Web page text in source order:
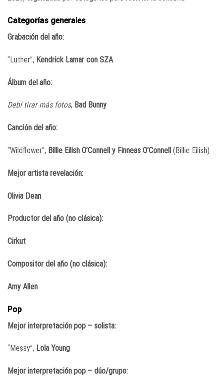
Categorías generales
Grabación del año:
“Luther”, Kendrick Lamar con SZA
Álbum del año:
Debí tirar más fotos, Bad Bunny
Canción del año:
“Wildflower”, Billie Eilish O’Connell y Finneas O’Connell (Billie Eilish)
Mejor artista revelación:
Olivia Dean
Productor del año (no clásica):
Cirkut
Compositor del año (no clásica):
Amy Allen
Pop
Mejor interpretación pop – solista:
“Messy”, Lola Young
Mejor interpretación pop – dúo/grupo: